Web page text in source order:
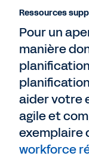
Ressources
Pour un
manière
aider votre
agile et
exemplaire
workforce